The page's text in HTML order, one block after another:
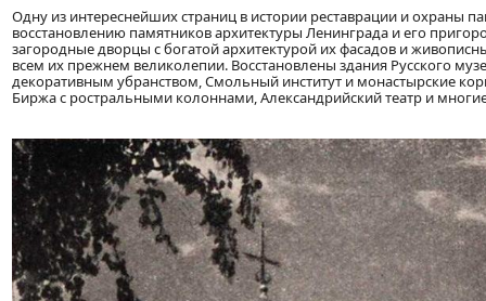
Одну из интереснейших страниц в истории реставрации и охраны
восстановлению памятников архитектуры Ленинграда и его
загородные дворцы с богатой архитектурой их фасадов и
всем их прежнем великолепии. Восстановлены здания Русского
декоративным убранством, Смольный институт и монастырские
Биржа с ростральными колоннами, Александрийский театр и